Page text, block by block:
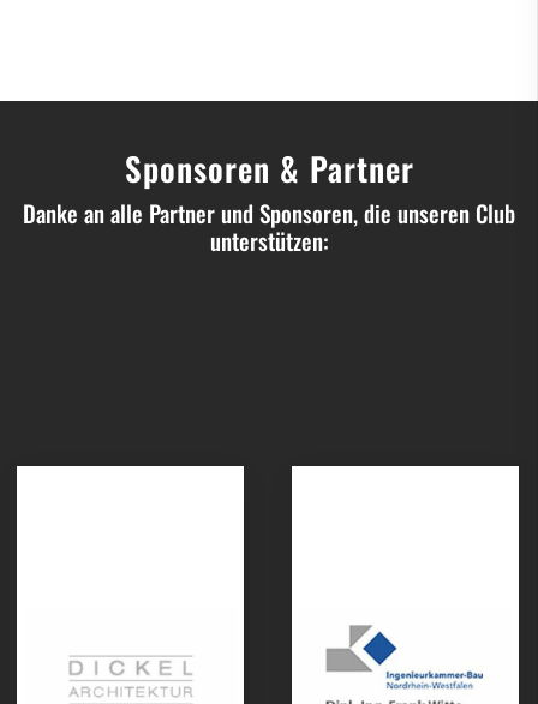
Sponsoren & Partner
Danke an alle Partner und Sponsoren, die unseren Club
unterstützen: